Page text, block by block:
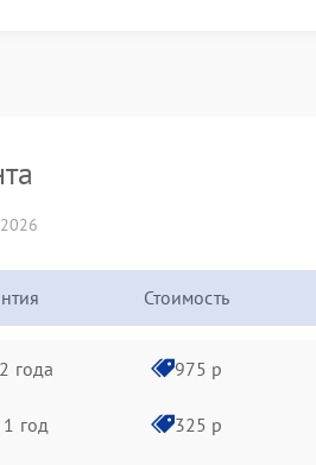
Стоимость
2 года 975 р
1 год 325 р